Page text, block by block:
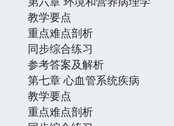
教学要点
重点难点剖析
同步综合练习
参考答案及解析
第七章 心血管系统疾病
教学要点
重点难点剖析